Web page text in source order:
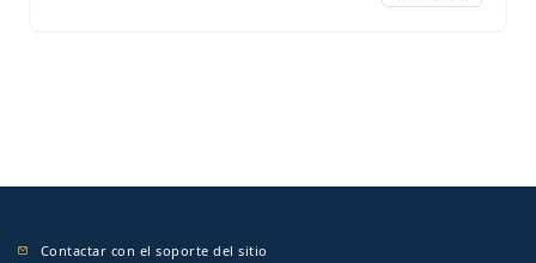
Contactar con el soporte del sitio